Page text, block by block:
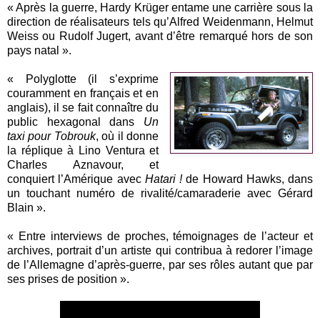
« Après la guerre, Hardy Krüger entame une carrière sous la
direction de réalisateurs tels qu’Alfred Weidenmann, Helmut
Weiss ou Rudolf Jugert, avant d’être remarqué hors de son
pays natal ».
« Polyglotte (il s’exprime
couramment en français et en
anglais), il se fait connaître du
public hexagonal dans Un
taxi pour Tobrouk, où il donne
la réplique à Lino Ventura et
Charles Aznavour, et
conquiert l’Amérique avec Hatari !de Howard Hawks, dans
un touchant numéro de rivalité/camaraderie avec Gérard
Blain ».
« Entre interviews de proches, témoignages de l’acteur et
archives, portrait d’un artiste qui contribua à redorer l’image
de l’Allemagne d’après-guerre, par ses rôles autant que par
ses prises de position ».